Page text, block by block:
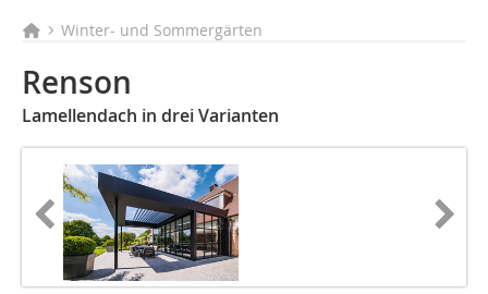
Winter- und Sommergärten
Renson
Lamellendach in drei Varianten